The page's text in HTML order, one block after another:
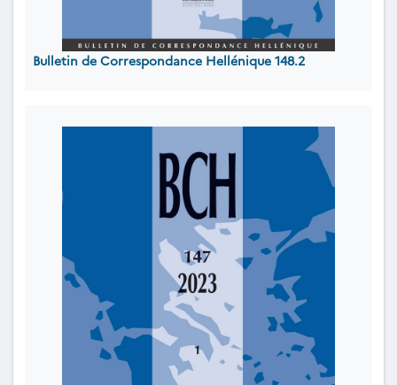
Bulletin de Correspondance Hellénique 148.2